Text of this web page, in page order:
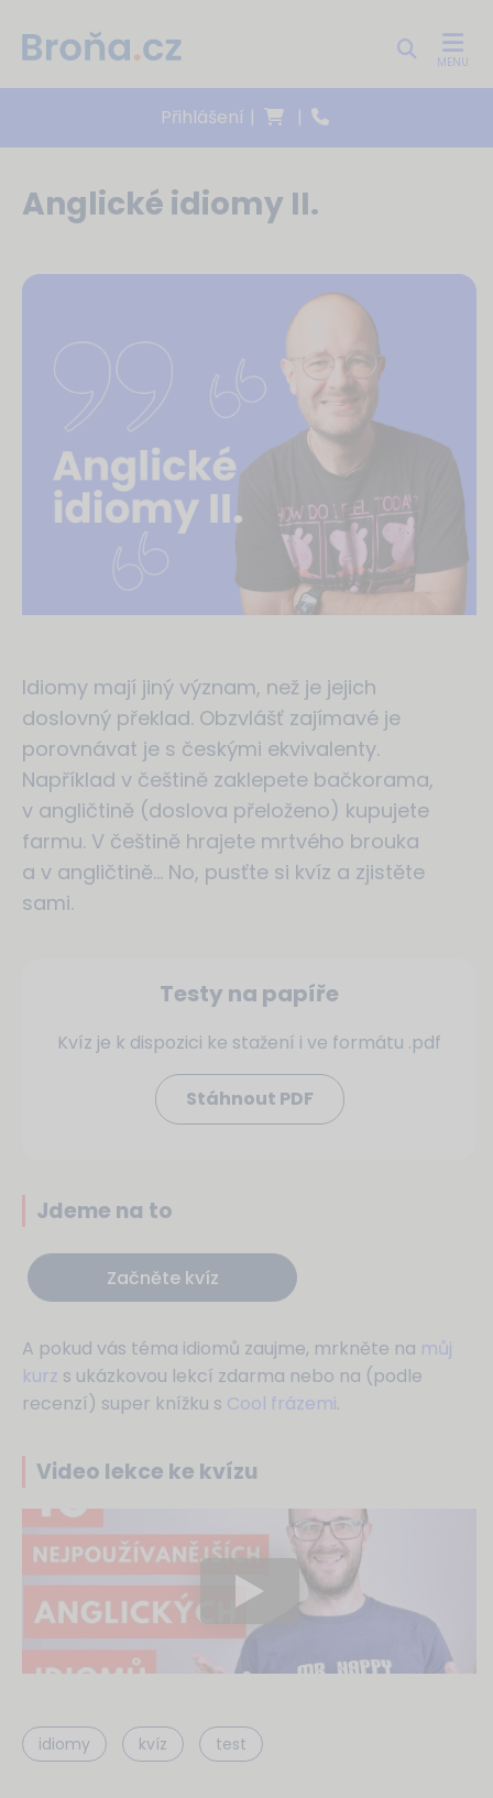
MENU
Přihlášení | |
Anglické idiomy II.
Idiomy mají jiný význam, než je jejich
doslovný překlad. Obzvlášť zajímavé je
porovnávat je s českými ekvivalenty.
Například v češtině zaklepete bačkorama,
v angličtině (doslova přeloženo) kupujete
farmu. V češtině hrajete mrtvého brouka
a v angličtině… No, pusťte si kvíz a zjistěte
sami.
Testy na papíře
Kvíz je k dispozici ke stažení i ve formátu .pdf
Stáhnout PDF
Jdeme na to
Začněte kvíz
A pokud vás téma idiomů zaujme, mrkněte na můj
kurz s ukázkovou lekcí zdarma nebo na (podle
recenzí) super knížku s Cool frázemi.
Video lekce ke kvízu
idiomy kvíz test